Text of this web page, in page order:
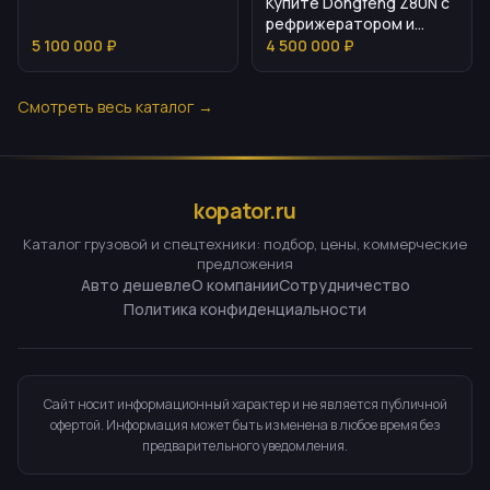
5 100 000 ₽
рефрижератором и
полной подготовкой
4 500 000 ₽
Смотреть весь каталог →
kopator.ru
Каталог грузовой и спецтехники: подбор, цены, коммерческие
предложения
Авто дешевлеО компанииСотрудничество
Политика конфиденциальности
Сайт носит информационный характер и не является публичной
офертой. Информация может быть изменена в любое время без
предварительного уведомления.